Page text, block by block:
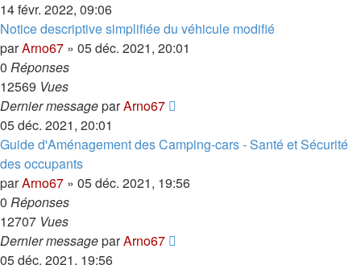
14 févr. 2022, 09:06
Notice descriptive simplifiée du véhicule modifié
parArno67 » 05 déc. 2021, 20:01
0 Réponses
12569 Vues
Dernier messageparArno67
05 déc. 2021, 20:01
Guide d'Aménagement des Camping-cars - Santé et Sécurité
des occupants
parArno67 » 05 déc. 2021, 19:56
0 Réponses
12707 Vues
Dernier messageparArno67
05 déc. 2021, 19:56